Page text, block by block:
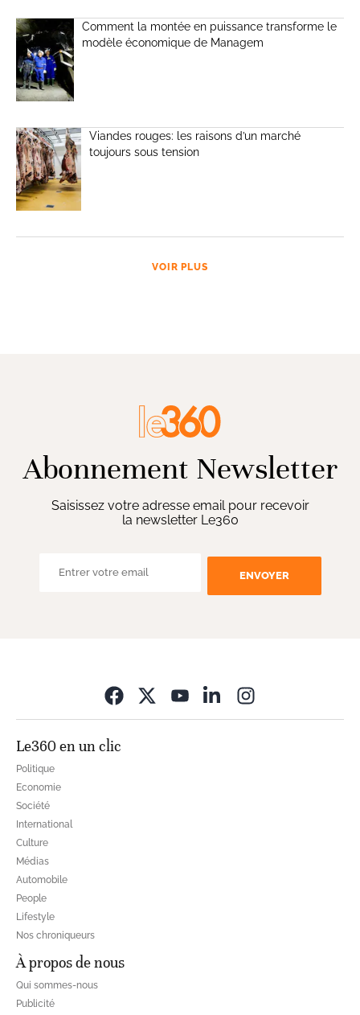
Comment la montée en puissance transforme le
modèle économique de Managem
Viandes rouges: les raisons d’un marché
toujours sous tension
VOIR PLUS
Abonnement Newsletter
Saisissez votre adresse email pour recevoir
la newsletter Le360
ENVOYER
Le360 en un clic
Politique
Economie
Société
International
Culture
Médias
Automobile
People
Lifestyle
Nos chroniqueurs
À propos de nous
Qui sommes-nous
Publicité